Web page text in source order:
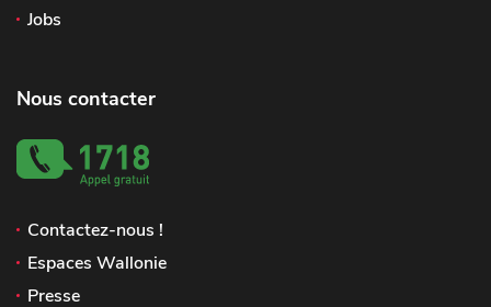
Jobs
Nous contacter
Contactez-nous !
Espaces Wallonie
Presse